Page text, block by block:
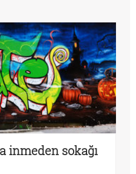
inmeden sokağı